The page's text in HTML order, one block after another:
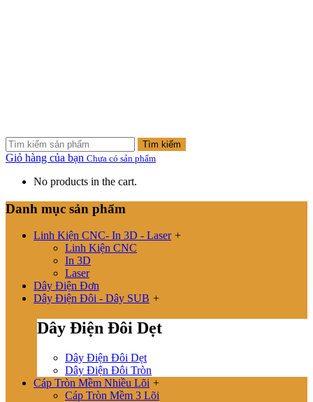
Tìm kiếm
Giỏ hàng của bạn Chưa có sản phẩm
No products in the cart.
Danh mục sản phẩm
Linh Kiện CNC- In 3D - Laser +
Linh Kiện CNC
In 3D
Laser
Dây Điện Đơn
Dây Điện Đôi - Dây SUB +
Dây Điện Đôi Dẹt
Dây Điện Đôi Dẹt
Dây Điện Đôi Tròn
Cáp Tròn Mềm Nhiều Lõi +
Cáp Tròn Mềm 3 Lõi